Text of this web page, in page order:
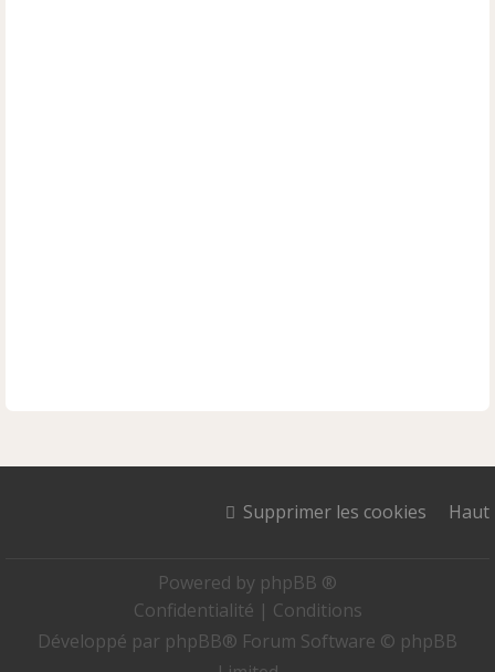
Haut
Supprimer les cookies
Powered by phpBB ®
Confidentialité | Conditions
Développé par phpBB® Forum Software © phpBB